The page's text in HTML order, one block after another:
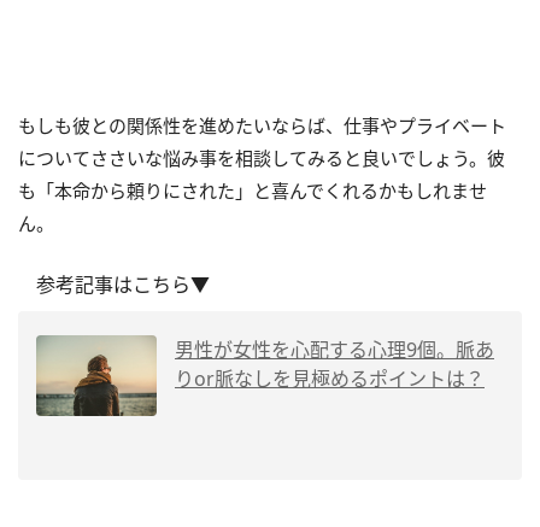
もしも彼との関係性を進めたいならば、仕事やプライベート
についてささいな悩み事を相談してみると良いでしょう。彼
も「本命から頼りにされた」と喜んでくれるかもしれませ
ん。
参考記事はこちら▼
男性が女性を心配する心理9個。脈あ
りor脈なしを見極めるポイントは？